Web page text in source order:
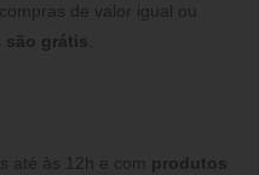
de valor igual ou
são grátis
até às 12h e com produtos